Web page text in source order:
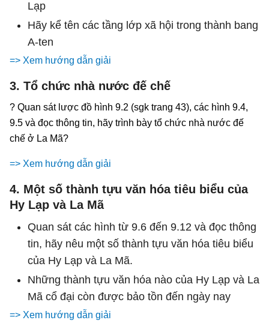
Lạp
Hãy kể tên các tầng lớp xã hội trong thành bang
A-ten
=> Xem hướng dẫn giải
3. Tổ chức nhà nước đế chế
? Quan sát lược đồ hình 9.2 (sgk trang 43), các hình 9.4,
9.5 và đọc thông tin, hãy trình bày tổ chức nhà nước đế
chế ở La Mã?
=> Xem hướng dẫn giải
4. Một số thành tựu văn hóa tiêu biểu của
Hy Lạp và La Mã
Quan sát các hình từ 9.6 đến 9.12 và đọc thông
tin, hãy nêu một số thành tựu văn hóa tiêu biểu
của Hy Lạp và La Mã.
Những thành tựu văn hóa nào của Hy Lạp và La
Mã cổ đại còn được bảo tồn đến ngày nay
=> Xem hướng dẫn giải